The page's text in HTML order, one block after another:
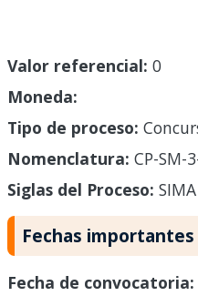
Valor referencial: 0
Moneda:
Tipo de proceso:
Nomenclatura: CP-SM-
Siglas del Proceso:
Fechas importantes
Fecha de convocatoria: